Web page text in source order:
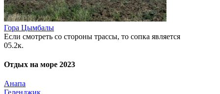
Гора Цымбалы
Если смотреть со стороны трассы, то сопка является
05.2к.
Отдых на море 2023
Анапа